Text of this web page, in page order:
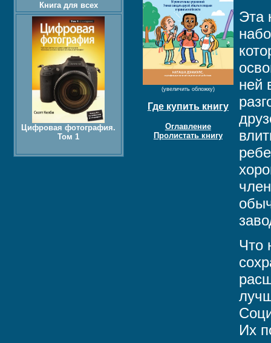
(увеличить обложку)
Где купить книгу
Оглавление
Пролистать книгу
Эта
ней
Что
Их
Книга для всех
Цифровая фотография.
Том 1